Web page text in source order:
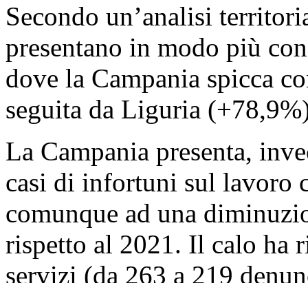
Secondo un’analisi
presentano in modo più
dove la Campania spicca
seguita da Liguria
La Campania presenta,
casi di infortuni sul lavoro
comunque ad una
rispetto al 2021. Il calo ha
servizi (da 263 a 219